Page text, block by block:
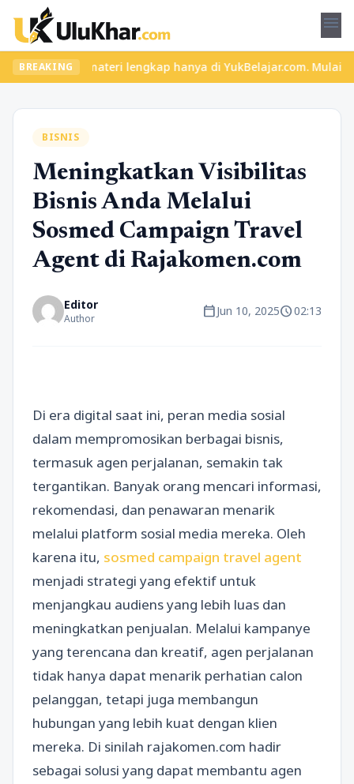
menu
BREAKING
dan materi lengkap hanya di YukBelajar.com. Mulai
BISNIS
Meningkatkan Visibilitas
Bisnis Anda Melalui
Sosmed Campaign Travel
Agent di Rajakomen.com
Editor
Author calendar_todayJun 10, 2025schedule02:13
Di era digital saat ini, peran media sosial
dalam mempromosikan berbagai bisnis,
termasuk agen perjalanan, semakin tak
tergantikan. Banyak orang mencari informasi,
rekomendasi, dan penawaran menarik
melalui platform sosial media mereka. Oleh
karena itu, sosmed campaign travel agent
menjadi strategi yang efektif untuk
menjangkau audiens yang lebih luas dan
meningkatkan penjualan. Melalui kampanye
yang terencana dan kreatif, agen perjalanan
tidak hanya dapat menarik perhatian calon
pelanggan, tetapi juga membangun
hubungan yang lebih kuat dengan klien
mereka. Di sinilah rajakomen.com hadir
sebagai solusi yang dapat membantu agen